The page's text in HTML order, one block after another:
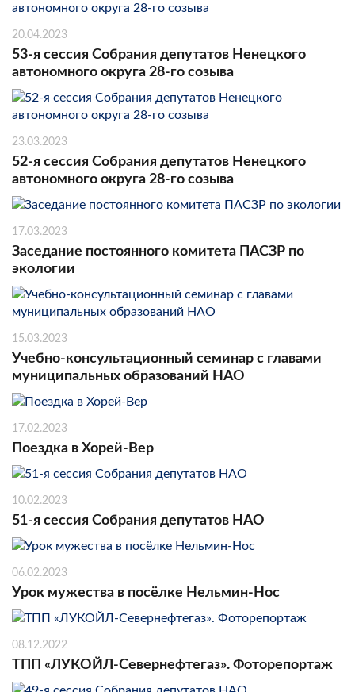
20.04.2023
53-я сессия Собрания депутатов Ненецкого
автономного округа 28-го созыва
23.03.2023
52-я сессия Собрания депутатов Ненецкого
автономного округа 28-го созыва
17.03.2023
Заседание постоянного комитета ПАСЗР по
экологии
15.03.2023
Учебно-консультационный семинар с главами
муниципальных образований НАО
17.02.2023
Поездка в Хорей-Вер
10.02.2023
51-я сессия Собрания депутатов НАО
06.02.2023
Урок мужества в посёлке Нельмин-Нос
08.12.2022
ТПП «ЛУКОЙЛ-Севернефтегаз». Фоторепортаж